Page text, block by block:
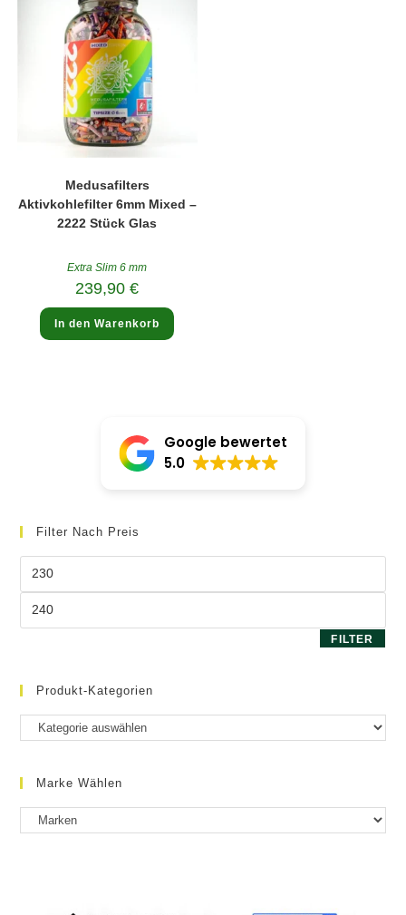
Medusafilters
Aktivkohlefilter 6mm Mixed –
2222 Stück Glas
Extra Slim 6 mm
239,90€
In den Warenkorb
Google bewertet
5.0
Filter Nach Preis
FILTER
Produkt-Kategorien
Marke Wählen